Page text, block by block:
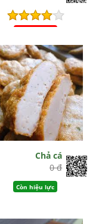
Chả cá
0 đ
Còn hiệu lực